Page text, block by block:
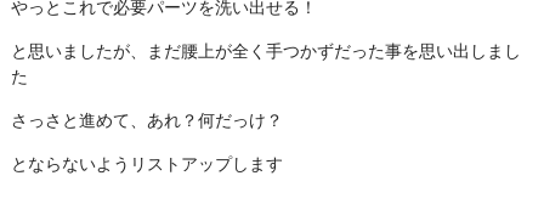
やっとこれで必要パーツを洗い出せる！
と思いましたが、まだ腰上が全く手つかずだった事を思い出しまし
た
さっさと進めて、あれ？何だっけ？
とならないようリストアップします